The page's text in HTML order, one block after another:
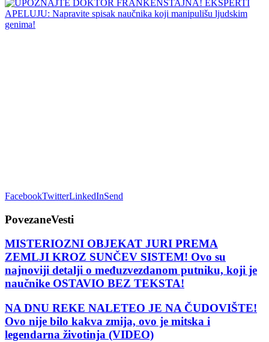
FacebookTwitterLinkedInSend
PovezaneVesti
MISTERIOZNI OBJEKAT JURI PREMA
ZEMLJI KROZ SUNČEV SISTEM! Ovo su
najnoviji detalji o međuzvezdanom putniku, koji je
naučnike OSTAVIO BEZ TEKSTA!
NA DNU REKE NALETEO JE NA ČUDOVIŠTE!
Ovo nije bilo kakva zmija, ovo je mitska i
legendarna životinja (VIDEO)